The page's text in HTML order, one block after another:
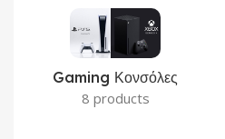
Gaming Κονσόλες
8 products